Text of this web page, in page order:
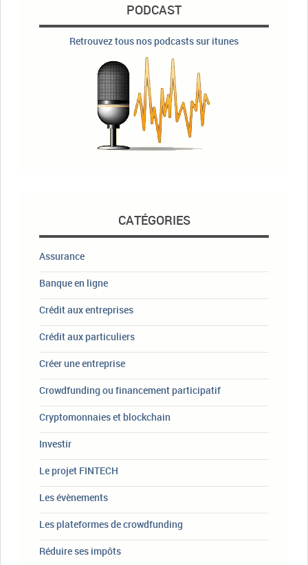
PODCAST
Retrouvez tous nos podcasts sur itunes
CATÉGORIES
Assurance
Banque en ligne
Crédit aux entreprises
Crédit aux particuliers
Créer une entreprise
Crowdfunding ou financement participatif
Cryptomonnaies et blockchain
Investir
Le projet FINTECH
Les évènements
Les plateformes de crowdfunding
Réduire ses impôts